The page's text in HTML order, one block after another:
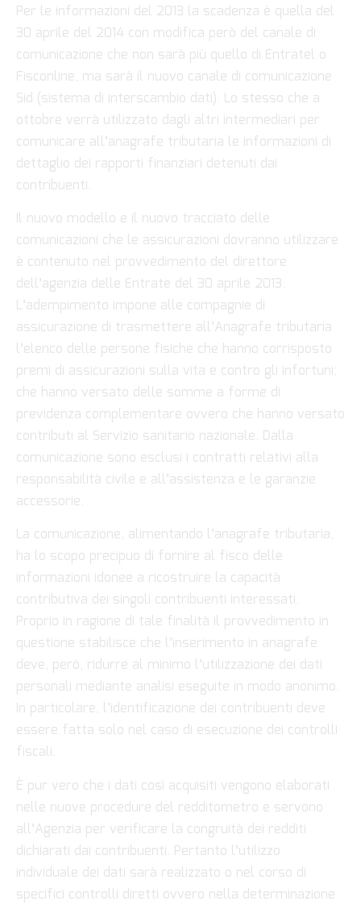
Per le informazioni del 2013 la scadenza è quella del
30 aprile del 2014 con modifica però del canale di
comunicazione che non sarà più quello di Entratel o
Fisconline, ma sarà il nuovo canale di comunicazione
Sid (sistema di interscambio dati). Lo stesso che a
ottobre verrà utilizzato dagli altri intermediari per
comunicare all’anagrafe tributaria le informazioni di
dettaglio dei rapporti finanziari detenuti dai
contribuenti.
Il nuovo modello e il nuovo tracciato delle
comunicazioni che le assicurazioni dovranno utilizzare
è contenuto nel provvedimento del direttore
dell’agenzia delle Entrate del 30 aprile 2013.
L’adempimento impone alle compagnie di
assicurazione di trasmettere all’Anagrafe tributaria
l’elenco delle persone fisiche che hanno corrisposto
premi di assicurazioni sulla vita e contro gli infortuni;
che hanno versato delle somme a forme di
previdenza complementare ovvero che hanno versato
contributi al Servizio sanitario nazionale. Dalla
comunicazione sono esclusi i contratti relativi alla
responsabilità civile e all’assistenza e le garanzie
accessorie.
La comunicazione, alimentando l’anagrafe tributaria,
ha lo scopo precipuo di fornire al fisco delle
informazioni idonee a ricostruire la capacità
contributiva dei singoli contribuenti interessati.
Proprio in ragione di tale finalità il provvedimento in
questione stabilisce che l’inserimento in anagrafe
deve, però, ridurre al minimo l’utilizzazione dei dati
personali mediante analisi eseguite in modo anonimo.
In particolare, l’identificazione dei contribuenti deve
essere fatta solo nel caso di esecuzione dei controlli
fiscali.
È pur vero che i dati così acquisiti vengono elaborati
nelle nuove procedure del redditometro e servono
all’Agenzia per verificare la congruità dei redditi
dichiarati dai contribuenti. Pertanto l’utilizzo
individuale dei dati sarà realizzato o nel corso di
specifici controlli diretti ovvero nella determinazione